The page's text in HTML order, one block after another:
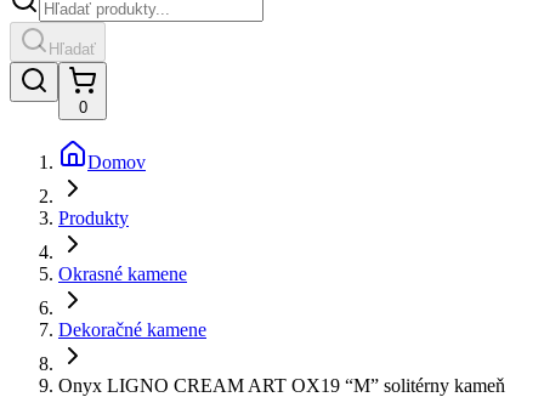
Hľadať
0
Domov
Produkty
Okrasné kamene
Dekoračné kamene
Onyx LIGNO CREAM ART OX19 “M” solitérny kameň